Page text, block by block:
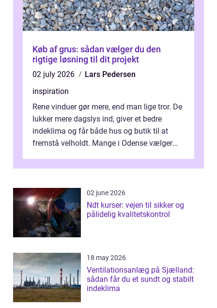
Køb af grus: sådan vælger du den
rigtige løsning til dit projekt
02 july 2026
Lars Pedersen
inspiration
Rene vinduer gør mere, end man lige tror. De
lukker mere dagslys ind, giver et bedre
indeklima og får både hus og butik til at
fremstå velholdt. Mange i Odense vælger
02 june 2026
Ndt kurser: vejen til sikker og
pålidelig kvalitetskontrol
18 may 2026
Ventilationsanlæg på Sjælland:
sådan får du et sundt og stabilt
indeklima